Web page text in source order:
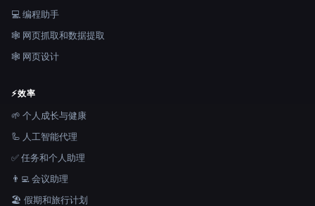
💻 编程助手
🕸️ 网页抓取和数据提取
🕸 网页设计
⚡效率
🌱 个人成长与健康
🦾 人工智能代理
✅ 任务和个人助理
👨‍💻 会议助理
🏖 假期和旅行计划